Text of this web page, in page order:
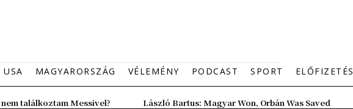
USA MAGYARORSZÁG VÉLEMÉNY PODCAST SPORT ELŐFIZETÉS
találkoztam Messivel? László Bartus: Magyar Won, Orbán Was Saved